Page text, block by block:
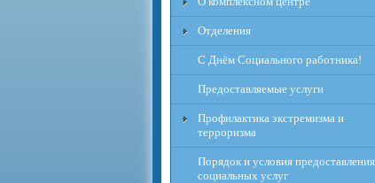
Отделения
С Днём Социального работника!
Предоставляемые услуги
Профилактика экстремизма и
терроризма
Порядок и условия предоставления
социальных услуг